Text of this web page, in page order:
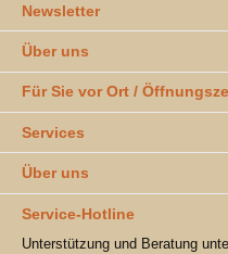
Newsletter
Über uns
Für Sie vor Ort /
Services
Über uns
Service-Hotline
Unterstützung und Beratung